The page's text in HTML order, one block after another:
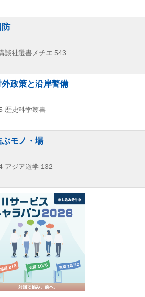
防
談社選書メチエ 543
政策と沿岸警備
歴史科学叢書
モノ・場
アジア遊学 132